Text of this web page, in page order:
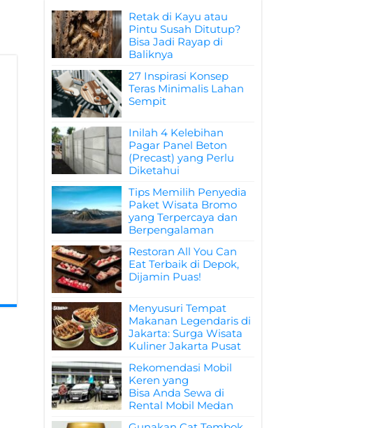
Retak di Kayu atau
Pintu Susah Ditutup?
Bisa Jadi Rayap di
Baliknya
27 Inspirasi Konsep
Teras Minimalis Lahan
Sempit
Inilah 4 Kelebihan
Pagar Panel Beton
(Precast) yang Perlu
Diketahui
Tips Memilih Penyedia
Paket Wisata Bromo
yang Terpercaya dan
Berpengalaman
Restoran All You Can
Eat Terbaik di Depok,
Dijamin Puas!
Menyusuri Tempat
Makanan Legendaris di
Jakarta: Surga Wisata
Kuliner Jakarta Pusat
Rekomendasi Mobil
Keren yang
Bisa Anda Sewa di
Rental Mobil Medan